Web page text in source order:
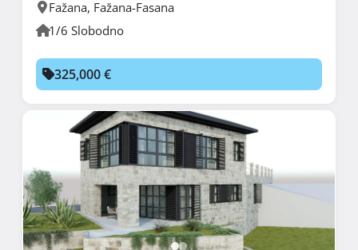
Fažana, Fažana-Fasana
1/6 Slobodno
325,000 €